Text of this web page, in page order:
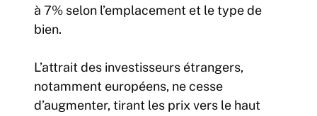
à 7% selon l’emplacement et le type de
bien.
L’attrait des investisseurs étrangers,
notamment européens, ne cesse
d’augmenter, tirant les prix vers le haut